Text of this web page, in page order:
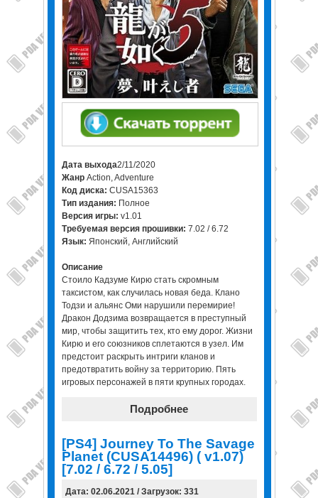
Дата выхода2/11/2020
ЖанрAction, Adventure
Код диска: CUSA15363
Тип издания: Полное
Версия игры: v1.01
Требуемая версия прошивки: 7.02 / 6.72
Язык: Японский, Английский
Описание
Стоило Кадзуме Кирю стать скромным
таксистом, как случилась новая беда. Клано
Тодзи и альянс Оми нарушили перемирие!
Дракон Додзима возвращается в преступный
мир, чтобы защитить тех, кто ему дорог. Жизни
Кирю и его союзников сплетаются в узел. Им
предстоит раскрыть интриги кланов и
предотвратить войну за территорию. Пять
игровых персонажей в пяти крупных городах.
Подробнее
[PS4] Journey To The Savage
Planet (CUSA14496) ( v1.07)
[7.02 / 6.72 / 5.05]
Дата: 02.06.2021 / Загрузок: 331